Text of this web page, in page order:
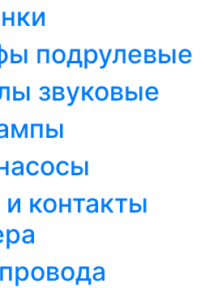
подрулевые
звуковые
контакты